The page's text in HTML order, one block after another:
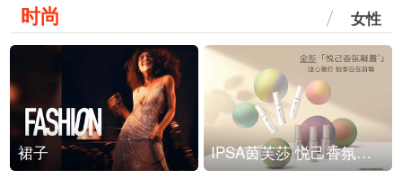
时尚 女性
裙子 IPSA茵芙莎 悦己香氛凝露上市